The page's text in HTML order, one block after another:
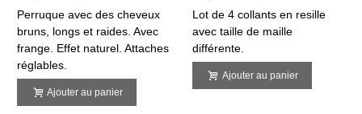
Perruque avec des cheveux
bruns, longs et raides. Avec
frange. Effet naturel. Attaches
réglables.
Ajouter au panier
Lot de 4 collants en resille
avec taille de maille
différente.
Ajouter au panier